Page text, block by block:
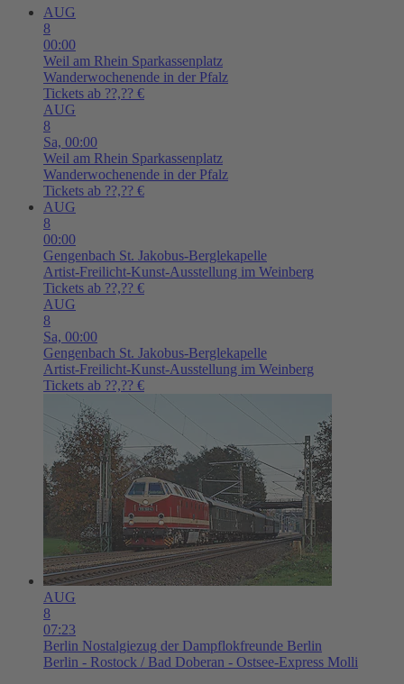
AUG
8
00:00
Weil am Rhein Sparkassenplatz
Wanderwochenende in der Pfalz
Tickets ab ??,?? €
AUG
8
Sa, 00:00
Weil am Rhein Sparkassenplatz
Wanderwochenende in der Pfalz
Tickets ab ??,?? €
AUG
8
00:00
Gengenbach St. Jakobus-Berglekapelle
Artist-Freilicht-Kunst-Ausstellung im Weinberg
Tickets ab ??,?? €
AUG
8
Sa, 00:00
Gengenbach St. Jakobus-Berglekapelle
Artist-Freilicht-Kunst-Ausstellung im Weinberg
Tickets ab ??,?? €
AUG
8
07:23
Berlin Nostalgiezug der Dampflokfreunde Berlin
Berlin - Rostock / Bad Doberan - Ostsee-Express Molli